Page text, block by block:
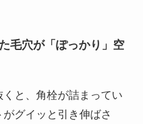
毛穴が「ぽっかり」空
と、角栓が詰まってい
グイッと引き伸ばさ